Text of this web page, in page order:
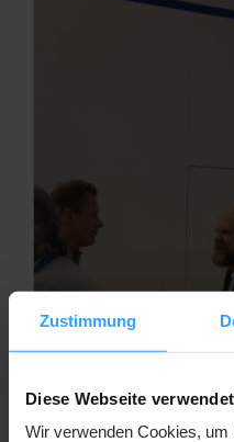
Zustimmung
Diese Webseite
Wir verwenden Cookies, um